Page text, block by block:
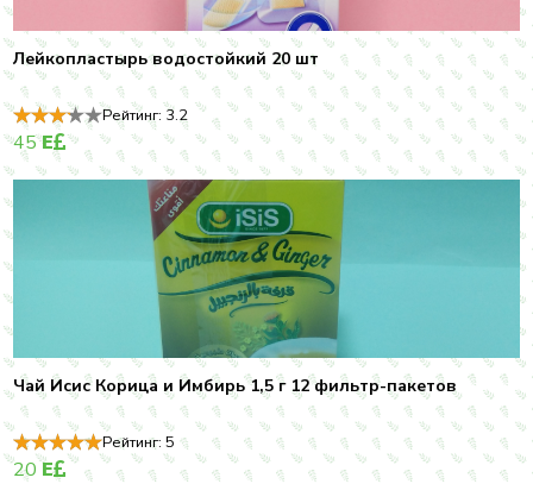
Лейкопластырь водостойкий 20 шт
Рейтинг: 3.2
45E
Чай Исис Корица и Имбирь 1,5 г 12 фильтр-пакетов
Рейтинг:5
20E